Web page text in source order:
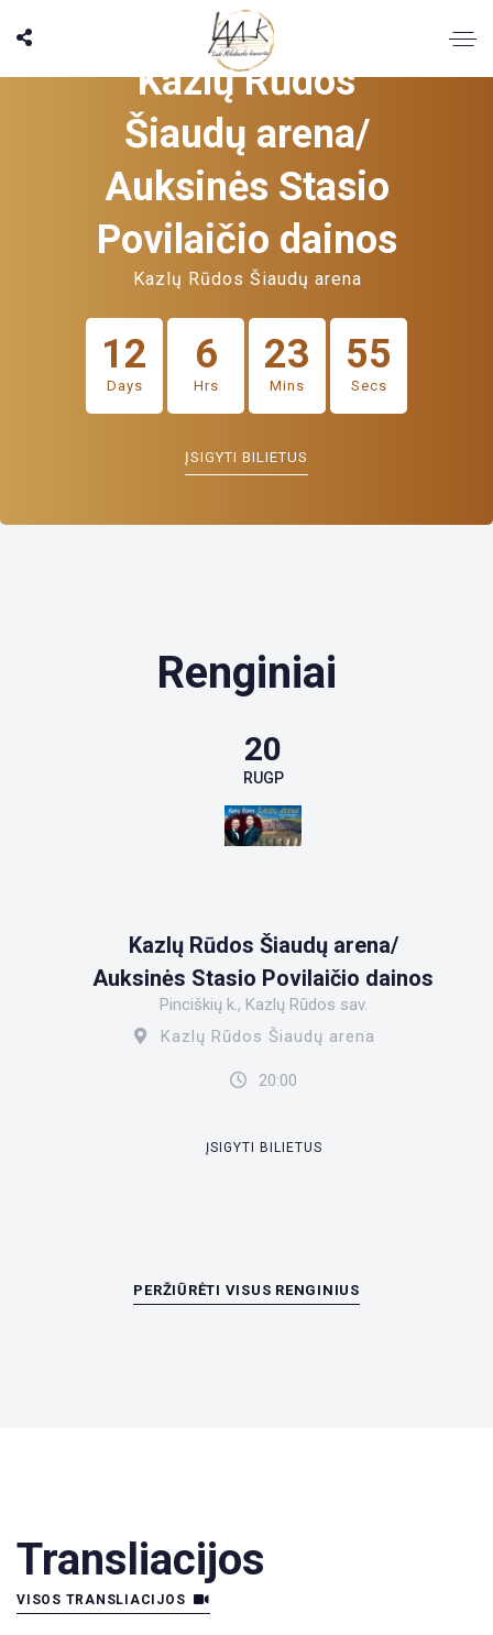
ARTIMIAUSIAS RENGINYS
Kazlų Rūdos
Šiaudų arena/
Auksinės Stasio
Povilaičio dainos
Kazlų Rūdos Šiaudų arena
12
Days
6
Hrs
23
Mins
54
Secs
ĮSIGYTI BILIETUS
Renginiai
20
RUGP
Kazlų Rūdos Šiaudų arena/
Auksinės Stasio Povilaičio dainos
Pinciškių k., Kazlų Rūdos sav.
Kazlų Rūdos Šiaudų arena
20:00
ĮSIGYTI BILIETUS
PERŽIŪRĖTI VISUS RENGINIUS
Transliacijos
VISOS TRANSLIACIJOS